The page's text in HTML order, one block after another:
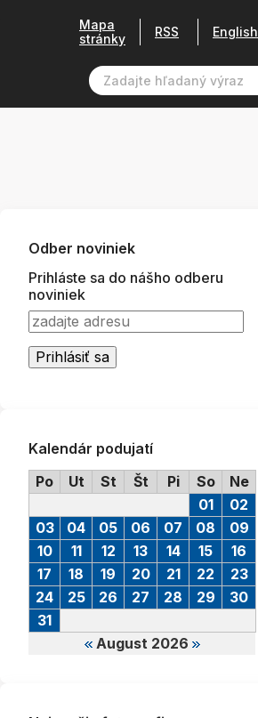
Mapa
stránky
RSS English
Odber noviniek
Prihláste sa do nášho odberu
noviniek
Kalendár podujatí
Po
Ut St Št Pi So Ne
August 2026
01
02
03
04 05 06 07 08
09
10
11 12 13 14 15
16
17
18 19 20 21 22
23
24
25 26 27 28 29
30
31